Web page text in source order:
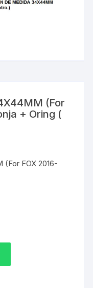
(For
+ Oring (
FOX 2016-